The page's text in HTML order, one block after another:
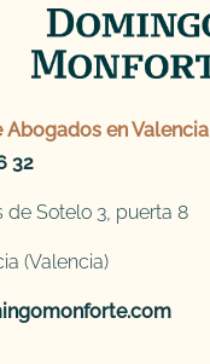
Abogados en Valencia
32
de Sotelo 3, puerta 8
(Valencia)